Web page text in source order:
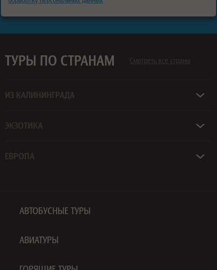
ТУРЫ ПО СТРАНАМ Смотреть все страны
ИЗ КАЛИНИНГРАДА
ЭКЗОТИКА
ЕВРОПА
АВТОБУСНЫЕ ТУРЫ
АВИАТУРЫ